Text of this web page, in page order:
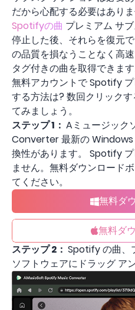
だから心配する必要はあり
Spotifyの曲 プレミアム サ
停止した後、それらを復元
の品質を損なうことなく高
タグ付きの曲を取得できま
無料アカウントで Spotify
する方法は? 数回クリック
てみましょう。
ステップ 1： Aミュージック
Converter 最新の Windows
換性があります。 Spotify
ません。無料ダウンロード
てください。
無料ダ
無料ダ
ステップ 2： Spotify の曲、
ソフトウェアにドラッグ ア